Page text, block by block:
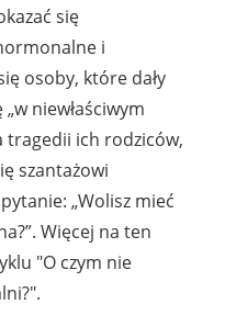
się
i
osoby, które dały
niewłaściwym
tragedii ich rodziców,
szantażowi
„Wolisz mieć
Więcej na ten
"O czym nie